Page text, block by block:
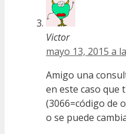
Victor
mayo 13, 2015 a
Amigo una
en este caso que
(3066=código de
o se puede